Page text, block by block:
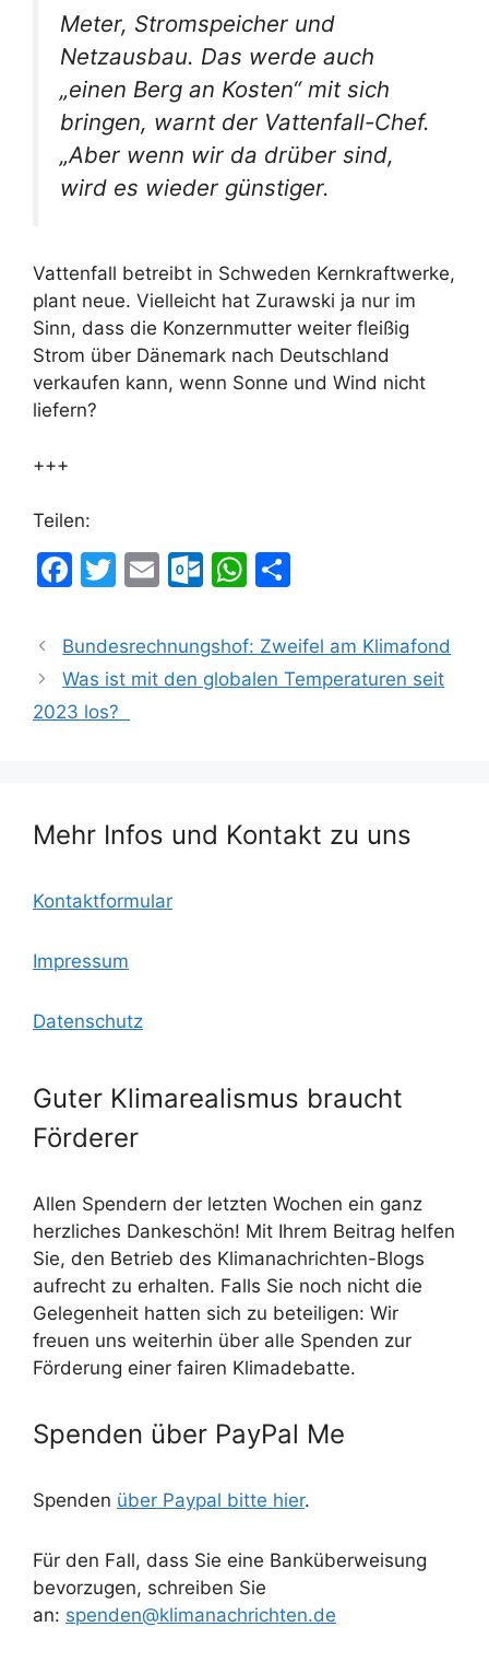
Meter, Stromspeicher und
Netzausbau. Das werde auch
„einen Berg an Kosten“ mit sich
bringen, warnt der Vattenfall-Chef.
„Aber wenn wir da drüber sind,
wird es wieder günstiger.
Vattenfall betreibt in Schweden Kernkraftwerke,
plant neue. Vielleicht hat Zurawski ja nur im
Sinn, dass die Konzernmutter weiter fleißig
Strom über Dänemark nach Deutschland
verkaufen kann, wenn Sonne und Wind nicht
liefern?
+++
Teilen:
F
c
e
b
k
T
itt
er
E
ai
l
O
lo
o
m
W
at
s
le
n
Bundesrechnungshof: Zweifel am Klimafond
Was ist mit den globalen Temperaturen seit
2023 los?
Mehr Infos und Kontakt zu uns
Kontaktformular
Impressum
Datenschutz
Guter Klimarealismus braucht
Förderer
Allen Spendern der letzten Wochen ein ganz
herzliches Dankeschön! Mit Ihrem Beitrag helfen
Sie, den Betrieb des Klimanachrichten-Blogs
aufrecht zu erhalten. Falls Sie noch nicht die
Gelegenheit hatten sich zu beteiligen: Wir
freuen uns weiterhin über alle Spenden zur
Förderung einer fairen Klimadebatte.
Spenden über PayPal Me
Spenden über Paypal bitte hier.
Für den Fall, dass Sie eine Banküberweisung
bevorzugen, schreiben Sie
an: spenden@klimanachrichten.de